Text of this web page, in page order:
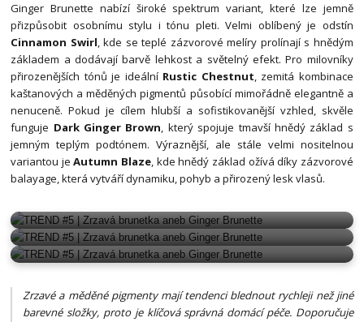
Ginger Brunette nabízí široké spektrum variant, které lze jemně
přizpůsobit osobnímu stylu i tónu pleti. Velmi oblíbený je odstín
Cinnamon Swirl, kde se teplé zázvorové melíry prolínají s hnědým
základem a dodávají barvě lehkost a světelný efekt. Pro milovníky
přirozenějších tónů je ideální Rustic Chestnut, zemitá kombinace
kaštanových a měděných pigmentů působící mimořádně elegantně a
nenuceně. Pokud je cílem hlubší a sofistikovanější vzhled, skvěle
funguje Dark Ginger Brown, který spojuje tmavší hnědý základ s
jemným teplým podtónem. Výraznější, ale stále velmi nositelnou
variantou jeAutumn Blaze, kde hnědý základ ožívá díky zázvorové
balayage, která vytváří dynamiku, pohyb a přirozený lesk vlasů.
GINGER BRUNETTE
GINGER BRUNETTE
Zrzavé a měděné pigmenty mají tendenci blednout rychleji než jiné
barevné složky, proto je klíčová správná domácí péče. Doporučuje